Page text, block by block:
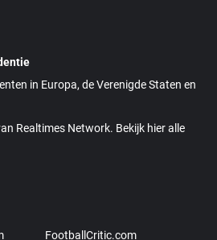
in Europa, de Verenigde Staten en
Realtimes Network. Bekijk hier alle
FootballCritic.com